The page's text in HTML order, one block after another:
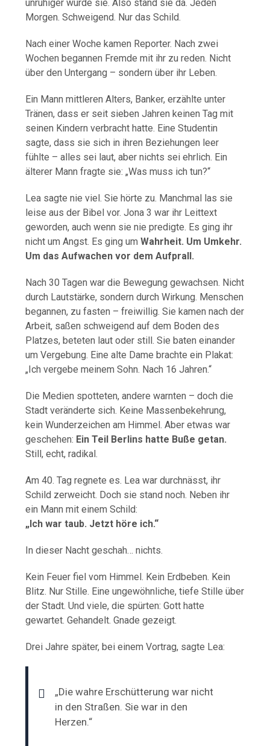
unruhiger wurde sie. Also stand sie da. Jeden
Morgen. Schweigend. Nur das Schild.
Nach einer Woche kamen Reporter. Nach zwei
Wochen begannen Fremde mit ihr zu reden. Nicht
über den Untergang – sondern über ihr Leben.
Ein Mann mittleren Alters, Banker, erzählte unter
Tränen, dass er seit sieben Jahren keinen Tag mit
seinen Kindern verbracht hatte. Eine Studentin
sagte, dass sie sich in ihren Beziehungen leer
fühlte – alles sei laut, aber nichts sei ehrlich. Ein
älterer Mann fragte sie: „Was muss ich tun?“
Lea sagte nie viel. Sie hörte zu. Manchmal las sie
leise aus der Bibel vor. Jona 3 war ihr Leittext
geworden, auch wenn sie nie predigte. Es ging ihr
nicht um Angst. Es ging umWahrheit. Um Umkehr.
Um das Aufwachen vor dem Aufprall.
Nach 30 Tagen war die Bewegung gewachsen. Nicht
durch Lautstärke, sondern durch Wirkung. Menschen
begannen, zu fasten – freiwillig. Sie kamen nach der
Arbeit, saßen schweigend auf dem Boden des
Platzes, beteten laut oder still. Sie baten einander
um Vergebung. Eine alte Dame brachte ein Plakat:
„Ich vergebe meinem Sohn. Nach 16 Jahren.“
Die Medien spotteten, andere warnten – doch die
Stadt veränderte sich. Keine Massenbekehrung,
kein Wunderzeichen am Himmel. Aber etwas war
geschehen: Ein Teil Berlins hatte Buße getan.
Still, echt, radikal.
Am 40. Tag regnete es. Lea war durchnässt, ihr
Schild zerweicht. Doch sie stand noch. Neben ihr
ein Mann mit einem Schild:
„Ich war taub. Jetzt höre ich.“
In dieser Nacht geschah… nichts.
Kein Feuer fiel vom Himmel. Kein Erdbeben. Kein
Blitz. Nur Stille. Eine ungewöhnliche, tiefe Stille über
der Stadt. Und viele, die spürten: Gott hatte
gewartet. Gehandelt. Gnade gezeigt.
Drei Jahre später, bei einem Vortrag, sagte Lea:
„Die wahre Erschütterung war nicht
in den Straßen. Sie war in den
Herzen.“